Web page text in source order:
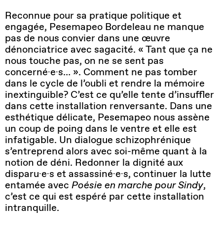
Reconnue pour sa pratique politique et
engagée, Pesemapeo Bordeleau ne manque
pas de nous convier dans une œuvre
dénonciatrice avec sagacité. « Tant que ça ne
nous touche pas, on ne se sent pas
concerné·e·s… ». Comment ne pas tomber
dans le cycle de l’oubli et rendre la mémoire
inextinguible? C’est ce qu’elle tente d’insuffler
dans cette installation renversante. Dans une
esthétique délicate, Pesemapeo nous assène
un coup de poing dans le ventre et elle est
infatigable. Un dialogue schizophrénique
s’entreprend alors avec soi-même quant à la
notion de déni. Redonner la dignité aux
disparu·e·s et assassiné·e·s, continuer la lutte
entamée avec Poésie en marche pour Sindy,
c’est ce qui est espéré par cette installation
intranquille.